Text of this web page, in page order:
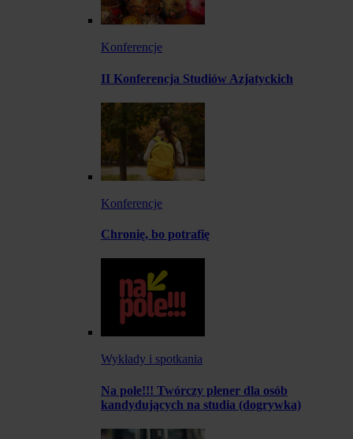
Konferencje
II Konferencja Studiów Azjatyckich
Konferencje
Chronię, bo potrafię
Wykłady i spotkania
Na pole!!! Twórczy plener dla osób
kandydujących na studia (dogrywka)